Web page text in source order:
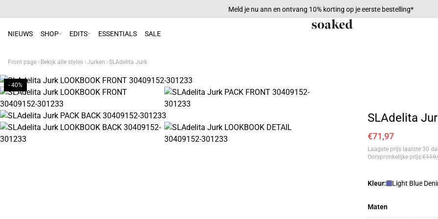
Meld je nu ann en ontvang 10% korting op je eerste bestelling*
NIEUWS SHOP EDITS ESSENTIALS SALE
Front page Bekijk alle styles Jurken SLAdelita Jurk
- 40%
SLAdelita
€71,97
Laagste prijs laatste 30
Oorspronkelijke prijs:
Kleur: Light Blue
Maten